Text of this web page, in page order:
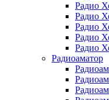
Радио
Радио
Радио
Радио
Радио
Радиоаматор